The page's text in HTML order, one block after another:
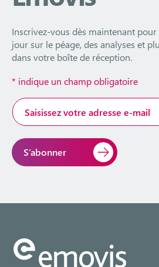
Inscrivez-vous dès maintenant
jour sur le péage, des analyses et
dans votre boîte de réception.
* indique un champ obligatoire
Adresse
e-